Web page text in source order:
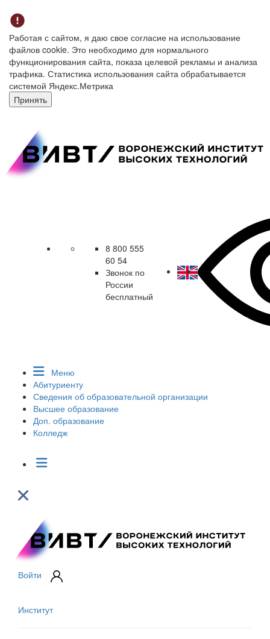
Работая с сайтом, я даю свое согласие на использование
файлов cookie. Это необходимо для нормального
функционирования сайта, показа целевой рекламы и анализа
трафика. Статистика использования сайта обрабатывается
системой Яндекс.Метрика
Принять
8 800 555
60 54
Звонок по
России
бесплатный
Меню
Абитуриенту
Сведения об образовательной организации
Высшее образование
Доп. образование
Колледж
Войти
Институт